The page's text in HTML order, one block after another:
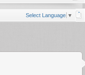
Select Language ▼